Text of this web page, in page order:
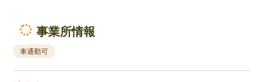
事業所情報
車通勤可